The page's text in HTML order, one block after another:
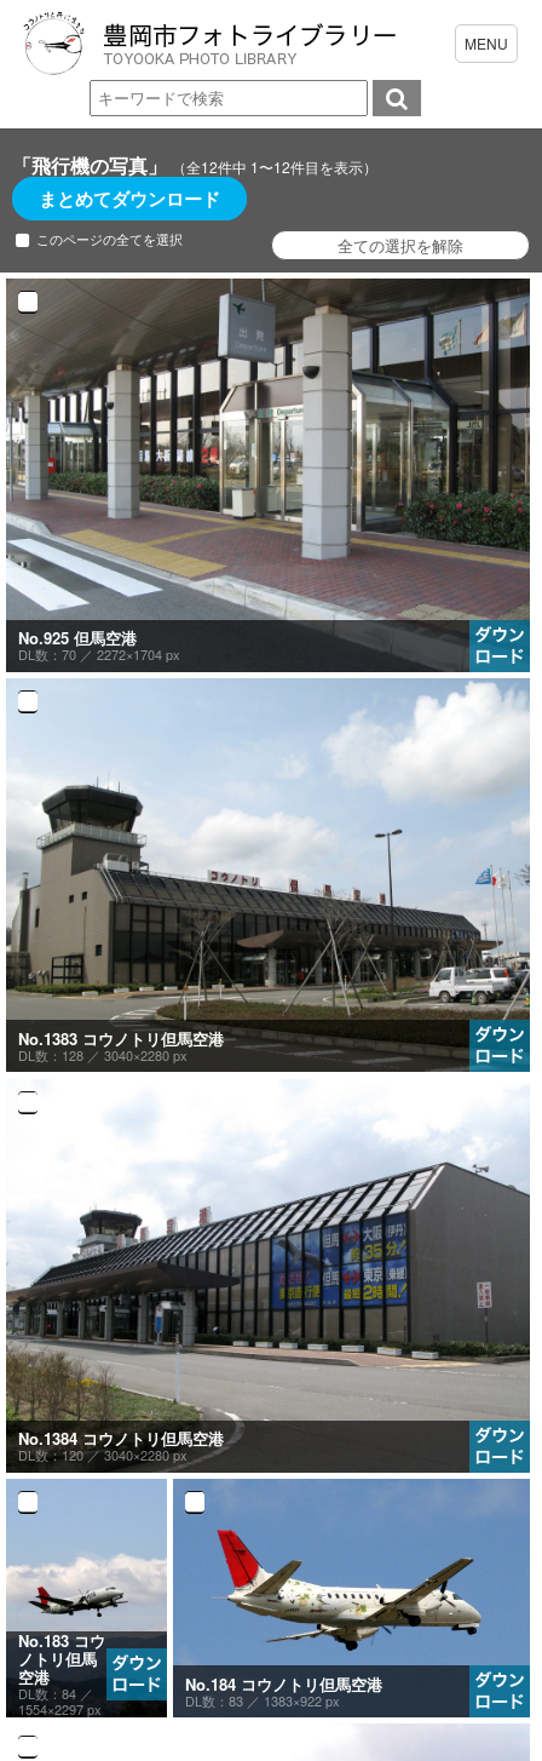
「飛行機の写真」 （全12件中 1〜12件目を表示）
まとめてダウンロード
このページの全てを選択
No.925 但馬空港
DL数：70 ／ 2272×1704 px
No.1383 コウノトリ但馬空港
DL数：128 ／ 3040×2280 px
No.1384 コウノトリ但馬空港
DL数：120 ／3040×2280 px
No.183 コウ
ノトリ但馬
空港
DL数：84 ／
1554×2297 px
No.184 コウノトリ但馬空港
DL数：83 ／ 1383×922 px